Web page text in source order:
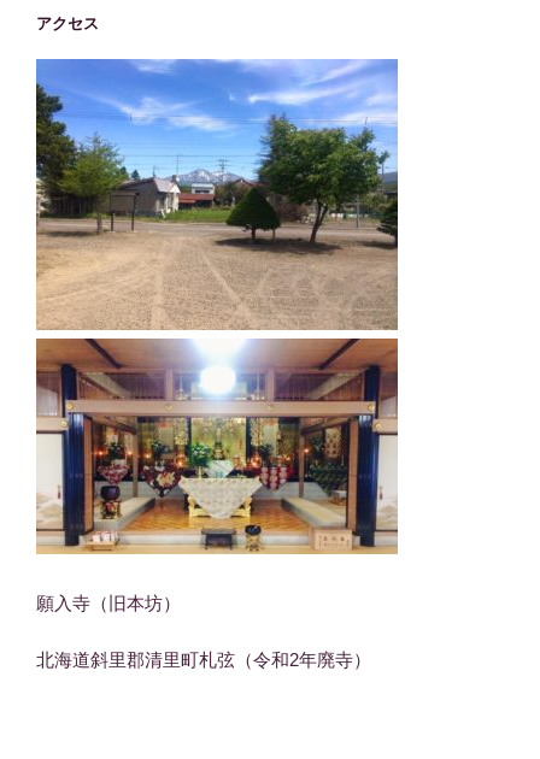
アクセス
願入寺（旧本坊）
北海道斜里郡清里町札弦（令和2年廃寺）